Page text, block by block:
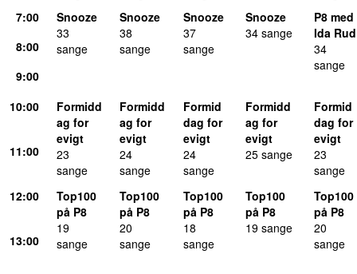
7:00
Snooze
33
sange
Snooze
38
sange
Snooze
37
sange
Snooze
34 sange
P8 med
Ida Rud
34
sange
8:00
9:00
10:00
Formidd
ag for
evigt
23
sange
Formidd
ag for
evigt
24
sange
Formid
dag for
evigt
24
sange
Formidd
ag for
evigt
25 sange
Formid
dag for
evigt
23
sange
11:00
12:00
Top100
på P8
19
sange
Top100
på P8
20
sange
Top100
på P8
18
sange
Top100
på P8
19 sange
Top100
på P8
20
sange
13:00